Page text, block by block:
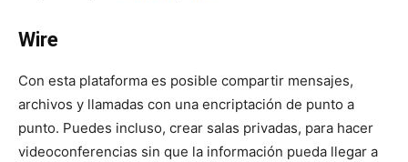
Wire
Con esta plataforma es posible compartir mensajes,
archivos y llamadas con una encriptación de punto a
punto. Puedes incluso, crear salas privadas, para hacer
videoconferencias sin que la información pueda llegar a